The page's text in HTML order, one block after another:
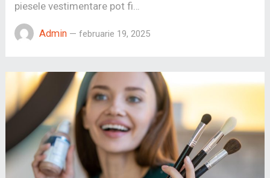
piesele vestimentare pot fi…
Admin— februarie 19, 2025